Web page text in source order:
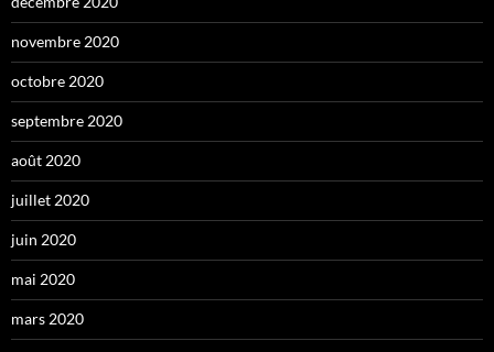
novembre 2020
octobre 2020
septembre 2020
août 2020
juillet 2020
juin 2020
mai 2020
mars 2020